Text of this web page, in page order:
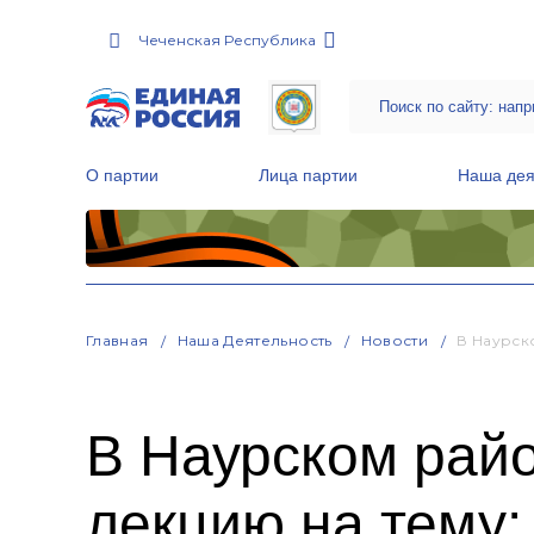
Чеченская Республика
О партии Лица партии Наша
Главная Наша Деятельность Новости В
В Наурском